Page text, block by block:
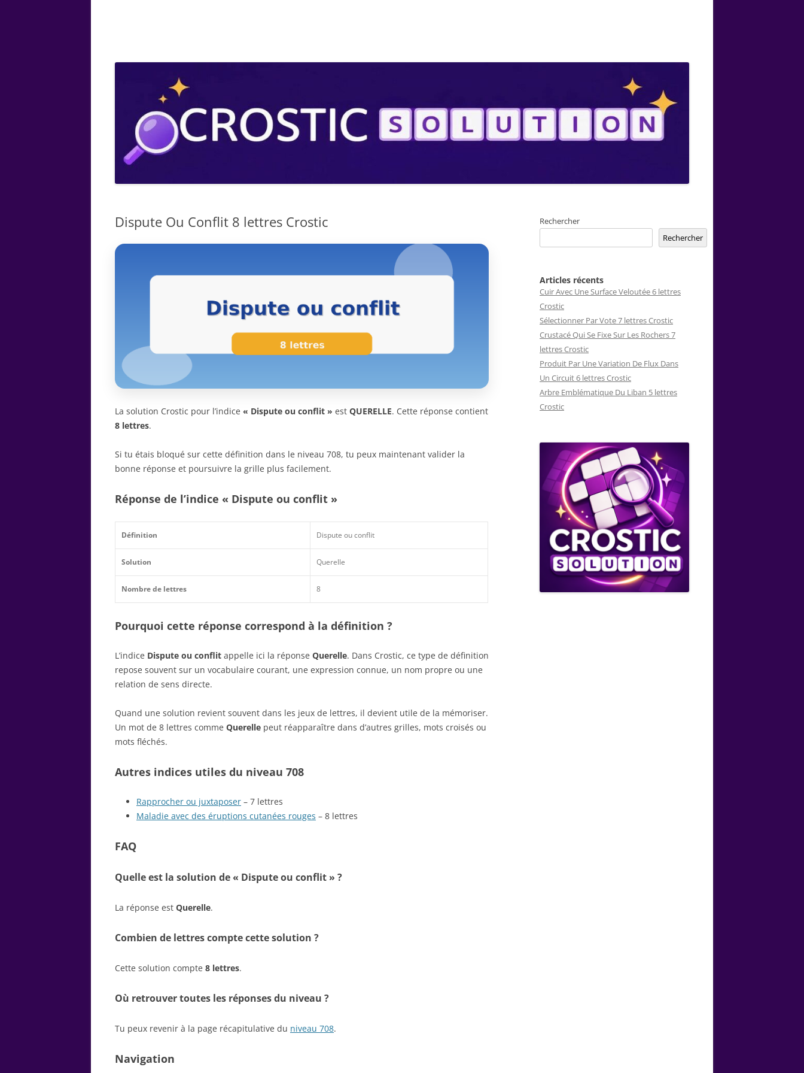
Dispute Ou Conflit 8 lettres Crostic
La solution Crostic pour l’indice « Dispute ou conflit » est QUERELLE. Cette réponse contient
8 lettres.
Si tu étais bloqué sur cette définition dans le niveau 708, tu peux maintenant valider la
bonne réponse et poursuivre la grille plus facilement.
Réponse de l’indice « Dispute ou conflit »
Définition Dispute ou conflit
Solution Querelle
Nombre de lettres 8
Pourquoi cette réponse correspond à la définition ?
L’indice Dispute ou conflit appelle ici la réponse Querelle. Dans Crostic, ce type de définition
repose souvent sur un vocabulaire courant, une expression connue, un nom propre ou une
relation de sens directe.
Quand une solution revient souvent dans les jeux de lettres, il devient utile de la mémoriser.
Un mot de 8 lettres comme Querelle peut réapparaître dans d’autres grilles, mots croisés ou
mots fléchés.
Autres indices utiles du niveau 708
Rapprocher ou juxtaposer – 7 lettres
Maladie avec des éruptions cutanées rouges – 8 lettres
FAQ
Quelle est la solution de « Dispute ou conflit » ?
La réponse est Querelle.
Combien de lettres compte cette solution ?
Cette solution compte 8 lettres.
Où retrouver toutes les réponses du niveau ?
Tu peux revenir à la page récapitulative du niveau 708.
Navigation
Rechercher
Rechercher
Articles récents
Cuir Avec Une Surface Veloutée 6 lettres
Crostic
Sélectionner Par Vote 7 lettres Crostic
Crustacé Qui Se Fixe Sur Les Rochers 7
lettres Crostic
Produit Par Une Variation De Flux Dans
Un Circuit 6 lettres Crostic
Arbre Emblématique Du Liban 5 lettres
Crostic